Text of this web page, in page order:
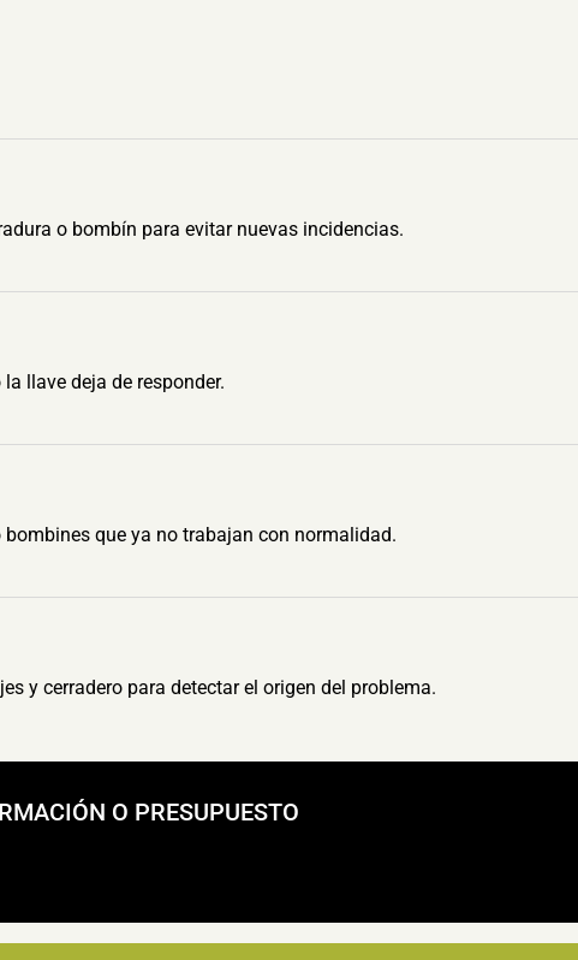
o bombín para evitar nuevas incidencias.
llave deja de responder.
que ya no trabajan con normalidad.
y cerradero para detectar el origen del problema.
O PRESUPUESTO